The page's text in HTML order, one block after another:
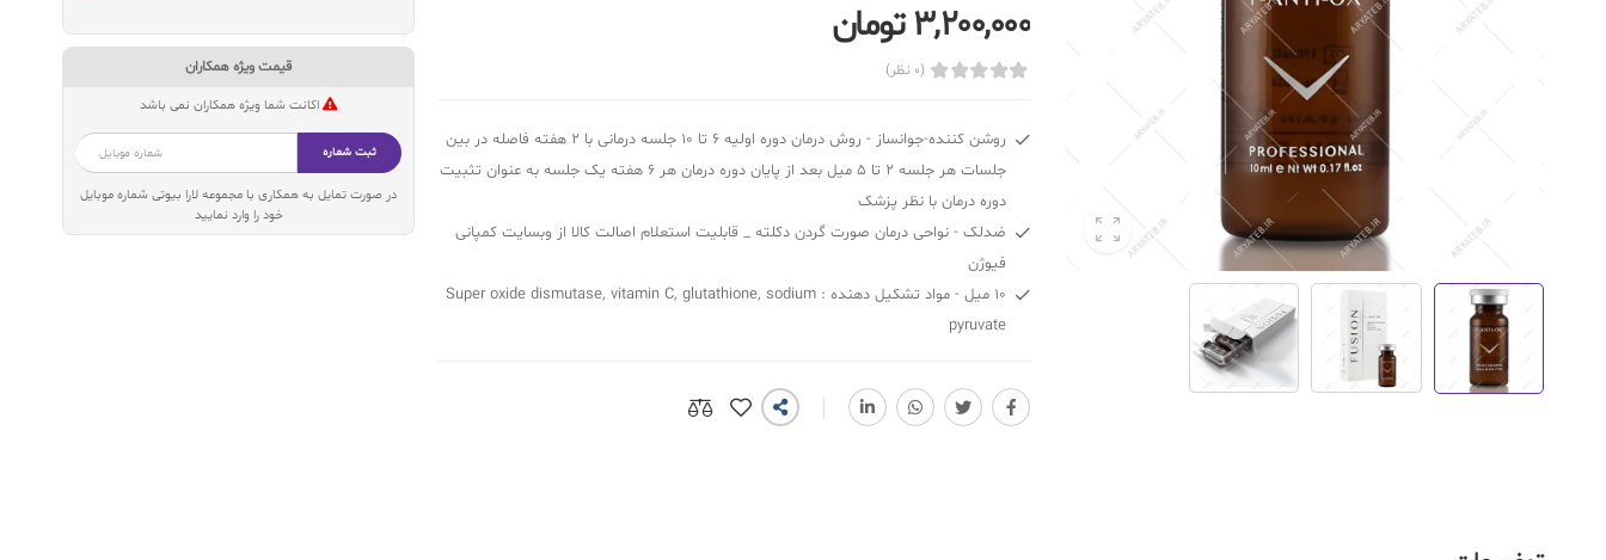
3,200,000 تومان
(0 نظر)
روشن کننده-جوانساز - روش درمان دوره اولیه 6 تا 10 جلسه درمانی با 2 هفته فاصله در بین
جلسات هر جلسه 2 تا 5 میل بعد از پایان دوره درمان هر 6 هفته یک جلسه به عنوان تثبیت
دوره درمان با نظر پزشک
ضدلک - نواحی درمان صورت گردن دکلته _ قابلیت استعلام اصالت کالا از وبسایت کمپانی
فیوژن
10 میل - مواد تشکیل دهنده : Super oxide dismutase, vitamin C, glutathione, sodium
pyruvate
قیمت ویژه همکاران
اکانت شما ویژه همکاران نمی باشد
ثبت شماره
در صورت تمایل به همکاری با مجموعه لارا بیوتی شماره موبایل
خود را وارد نمایید